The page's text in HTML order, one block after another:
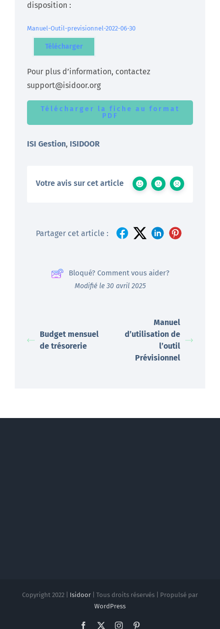
disposition :
Manuel-Outil-previsionnel-2022-06-30
Télécharger
Pour plus d’information, contactez
support@isidoor.org
Télécharger la fiche au format
PDF
ISI Gestion, ISIDOOR
Votre avis sur cet article
Partager cet article :
Bloqué? Comment vous aider?
Modifié le 30 avril 2025
Budget mensuel
de trésorerie
Manuel
d’utilisation de
l’outil
Prévisionnel
Copyright 2022 | Isidoor | Tous droits réservés | Propulsé par
WordPress
Facebook Instagram